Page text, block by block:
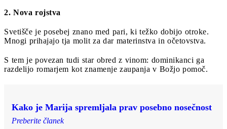
2. Nova rojstva
Svetišče je posebej znano med pari, ki težko dobijo otroke.
Mnogi prihajajo tja molit za dar materinstva in očetovstva.
S tem je povezan tudi star obred z vinom: dominikanci ga
razdelijo romarjem kot znamenje zaupanja v Božjo pomoč.
Kako je Marija spremljala prav posebno nosečnost
Preberite članek